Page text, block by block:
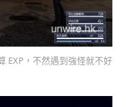
EXP，不然遇到強怪就不好